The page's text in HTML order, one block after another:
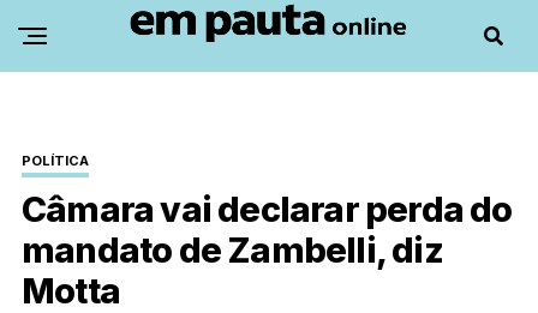
POLÍTICA
Câmara vai declarar perda do
mandato de Zambelli, diz
Motta